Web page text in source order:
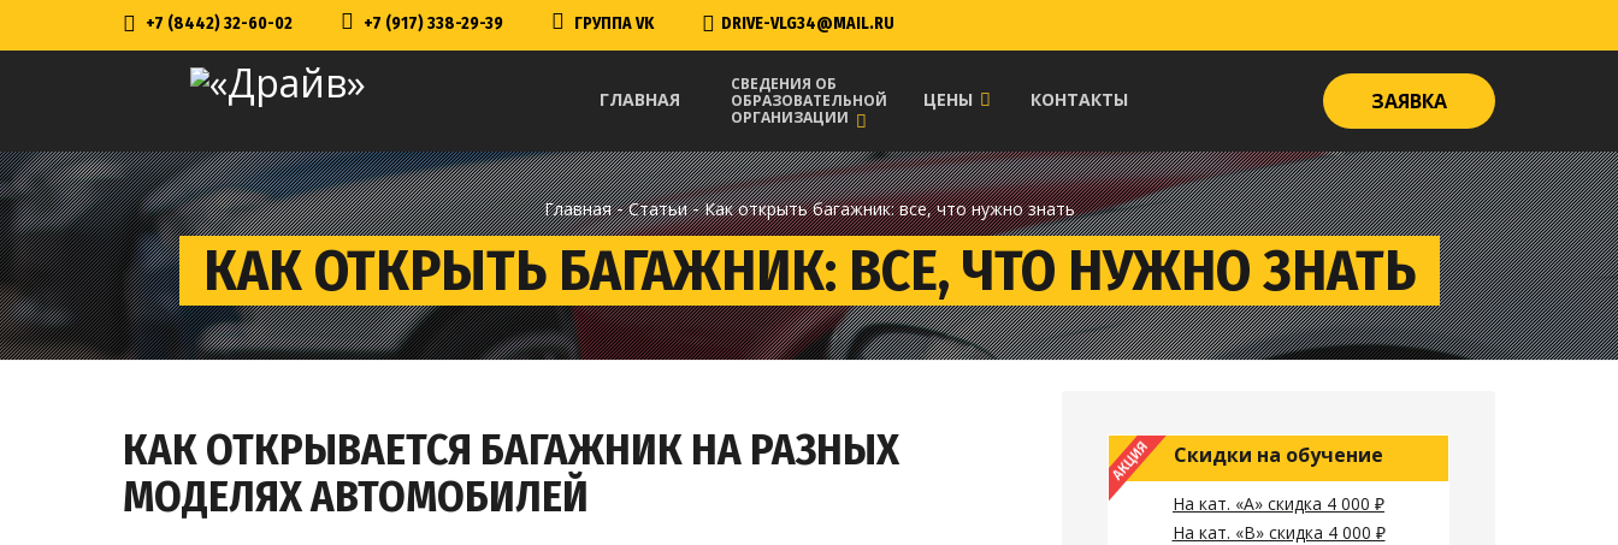
+7 (8442) 32-60-02 +7 (917) 338-29-39 ГРУППА VK DRIVE-VLG34@MAIL.RU
ГЛАВНАЯ
СВЕДЕНИЯ ОБ
ОБРАЗОВАТЕЛЬНОЙ
ОРГАНИЗАЦИИ
ЦЕНЫ КОНТАКТЫ ЗАЯВКА
Главная-Статьи-Как открыть багажник: все, что нужно знать
КАК ОТКРЫТЬ БАГАЖНИК: ВСЕ, ЧТО НУЖНО ЗНАТЬ
КАК ОТКРЫВАЕТСЯ БАГАЖНИК НА РАЗНЫХ
МОДЕЛЯХ АВТОМОБИЛЕЙ
Скидки на обучение
На кат. «А» скидка 4 000 ₽
На кат. «B» скидка 4 000 ₽